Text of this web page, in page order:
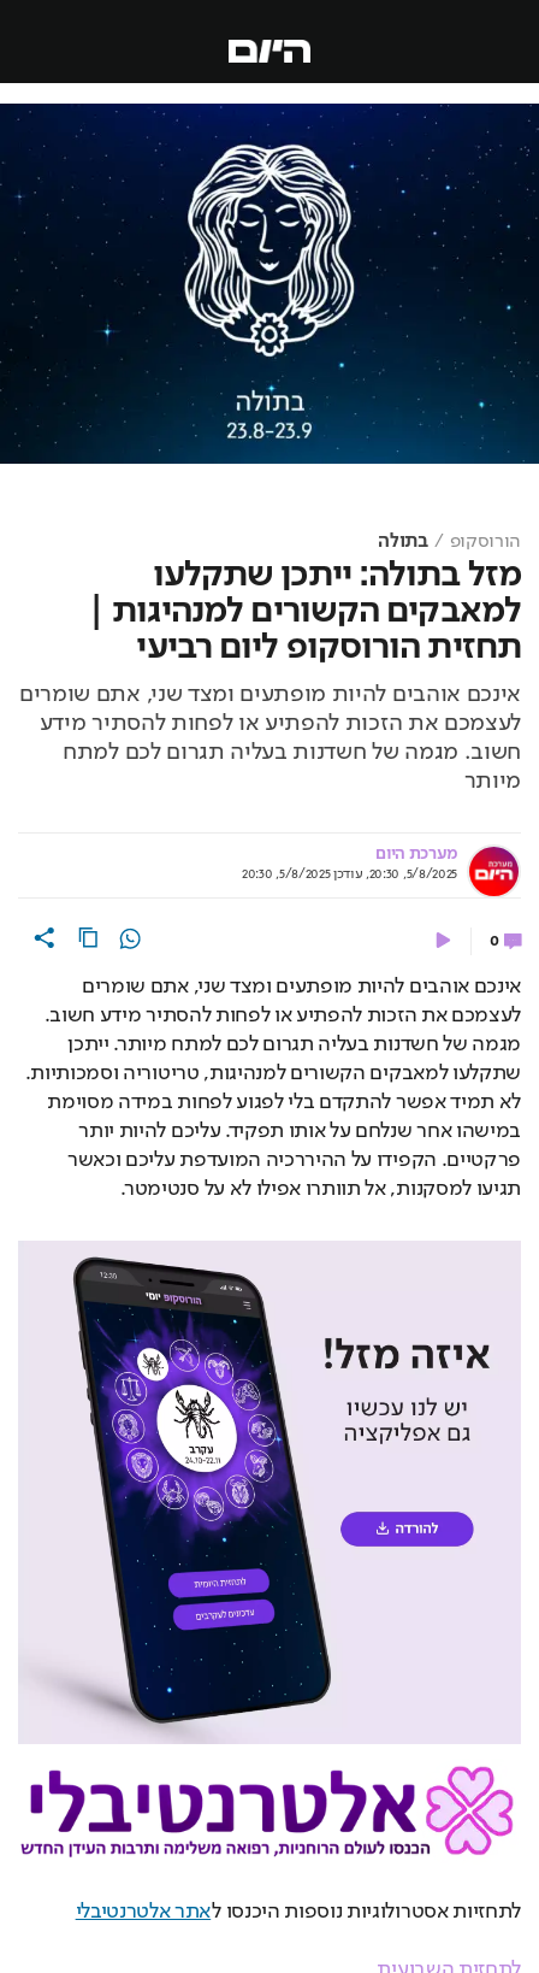
הורוסקופ בתולה
מזל בתולה: ייתכן שתקלעו
למאבקים הקשורים למנהיגות |
תחזית הורוסקופ ליום רביעי
אינכם אוהבים להיות מופתעים ומצד שני, אתם שומרים
לעצמכם את הזכות להפתיע או לפחות להסתיר מידע
חשוב. מגמה של חשדנות בעליה תגרום לכם למתח
מיותר
מערכת היום
5/8/2025, 20:30
, עודכן5/8/2025, 20:30
0
מגמה של חשדנות בעליה תגרום לכם למתח מיותר. ייתכן
במישהו אחר שנלחם על אותו תפקיד. עליכם להיות יותר
פרקטיים. הקפידו על ההיררכיה המועדפת עליכם וכאשר
תגיעו למסקנות, אל תוותרו אפילו לא על סנטימטר.
לתחזיות אסטרולוגיות נוספות היכנסו לאתר אלטרנטיבלי